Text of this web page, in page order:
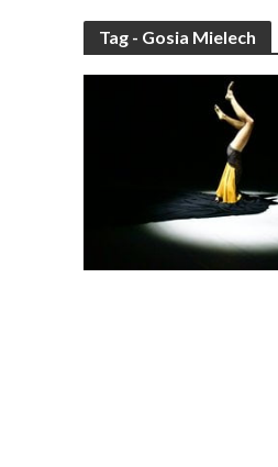
Tag - Gosia Mielech